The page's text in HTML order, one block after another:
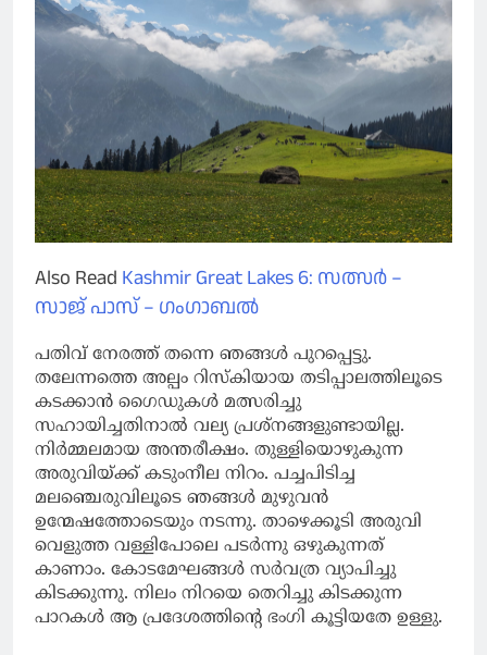
Also Read Kashmir Great Lakes 6: സത്സർ –
സാജ് പാസ് – ഗംഗാബൽ
പതിവ് നേരത്ത് തന്നെ ഞങ്ങൾ പുറപ്പെട്ടു.
തലേന്നത്തെ അല്പം റിസ്കിയായ തടിപ്പാലത്തിലൂടെ
കടക്കാൻ ഗൈഡുകൾ മത്സരിച്ചു
സഹായിച്ചതിനാൽ വല്യ പ്രശ്നങ്ങളുണ്ടായില്ല.
നിർമ്മലമായ അന്തരീക്ഷം. തുള്ളിയൊഴുകുന്ന
അരുവിയ്ക്ക് കടുംനീല നിറം. പച്ചപിടിച്ച
മലഞ്ചെരുവിലൂടെ ഞങ്ങൾ മുഴുവൻ
ഉന്മേഷത്തോടെയും നടന്നു. താഴെക്കൂടി അരുവി
വെളുത്ത വള്ളിപോലെ പടർന്നു ഒഴുകുന്നത്
കാണാം. കോടമേഘങ്ങൾ സർവത്ര വ്യാപിച്ചു
കിടക്കുന്നു. നിലം നിറയെ തെറിച്ചു കിടക്കുന്ന
പാറകൾ ആ പ്രദേശത്തിന്റെ ഭംഗി കൂട്ടിയതേ ഉള്ളു.